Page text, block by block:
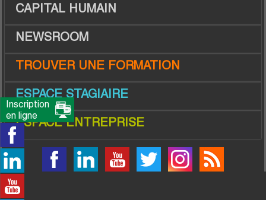
CAPITAL HUMAIN
NEWSROOM
TROUVER UNE FORMATION
ESPACE STAGIAIRE
ESPACE ENTREPRISE
Inscription
en ligne